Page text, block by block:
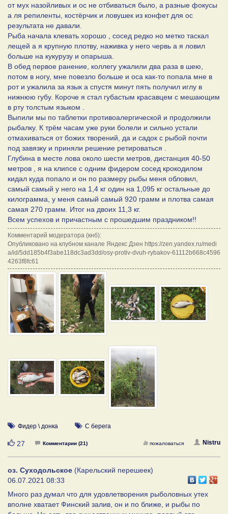
от мух назойливых и ос не отбиваться было, а разные фокусы
а ля репиленты, костёрчик и ловушек из конфет для ос
результата не давали.
Рыба начала клевать хорошо , сосед редко но метко таскал
лещей а я крупную плотву, наживка у него червь а я ловил
больше на кукурузу и опарыша.
В обед первое ранение, коллегу ужалили два раза в шею,
потом в ногу, мне повезло больше и оса как-то попала мне в
рот и ужалила за язык а спустя минут пять получил иглу в
нижнюю губу. Короче я стал губастым красавцем с мешающим
в рту толстым языком .
Выпили мы по таблетки противоалергической и продолжили
рыбалку. К трём часам уже руки болели и сильно устали
отмахиваться от божих творений, да и садок с рыбой почти
под завязку и приняли решение ретироваться .
Глубина в месте лова около шести метров, дистанция 40-50
метров , я на клипсе с одним фидером сосед крокодилом
кидал куда попало и он по размеру рыбы меня обловил,
самый самый у него на 1,4 кг один на 1,095 кг остальные до
килограмма, у меня самый самый 920 грамм и плотва самая
самая 270 грамм. Итог на двоих 11,3 кг.
Всем успехов и причастным с прошедшим праздником!!
Комментарий модератора (кнб):
Опубликовано на клубном канале Яндекс Дзен https://zen.yandex.ru/medi
a/id/5dd185b4f3abe118dc3ad3dd/osy-protiv-dvuh-rybakov-61112b668c4596
4263f8fc61
Фидер \ донка С берега
Нравится
27 Комментарии (21) Nistru
пожаловаться
оз. Суходольское (Карельский перешеек)
06.07.2021 08:33
Много раз думал что для удовлетворения рыболовных утех
вполне хватает Финский залив, он и по ближе, и рыбы по